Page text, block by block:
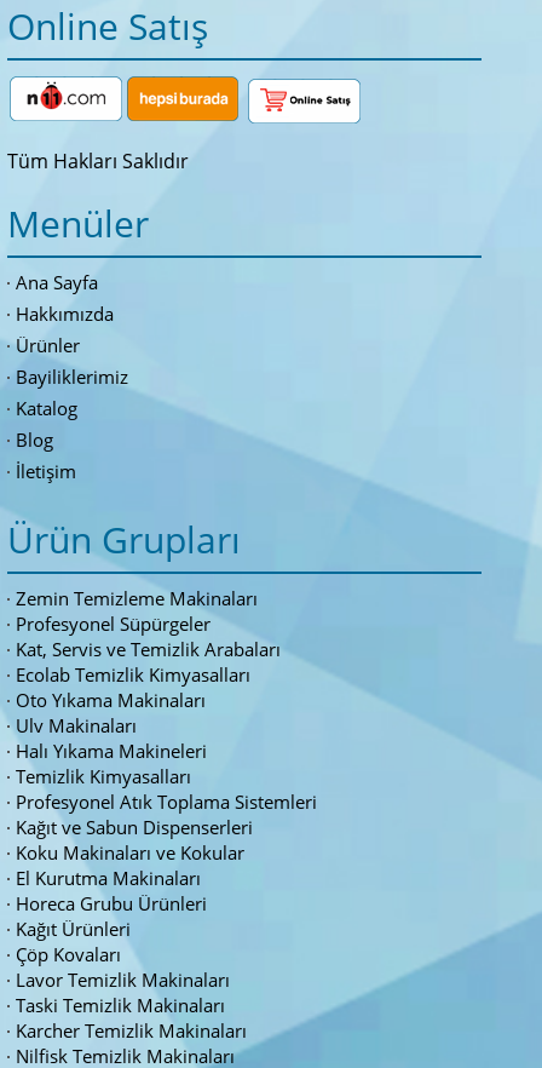
Online Satış
Tüm Hakları Saklıdır
Menüler
Ana Sayfa
Hakkımızda
Ürünler
Bayiliklerimiz
Katalog
Blog
İletişim
Ürün Grupları
Zemin Temizleme Makinaları
Profesyonel Süpürgeler
Kat, Servis ve Temizlik Arabaları
Ecolab Temizlik Kimyasalları
Oto Yıkama Makinaları
Ulv Makinaları
Halı Yıkama Makineleri
Temizlik Kimyasalları
Profesyonel Atık Toplama Sistemleri
Kağıt ve Sabun Dispenserleri
Koku Makinaları ve Kokular
El Kurutma Makinaları
Horeca Grubu Ürünleri
Kağıt Ürünleri
Çöp Kovaları
Lavor Temizlik Makinaları
Taski Temizlik Makinaları
Karcher Temizlik Makinaları
Nilfisk Temizlik Makinaları